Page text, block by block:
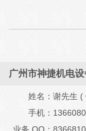
广州市神捷机电设
姓名： 谢先生 (
手机：